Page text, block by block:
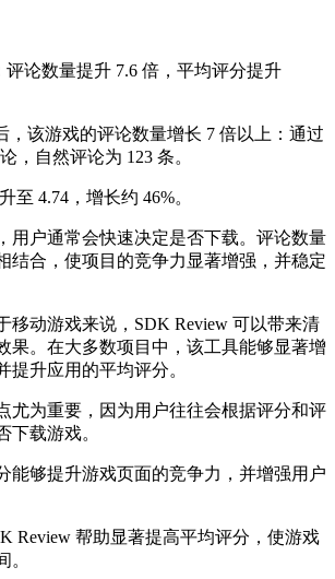
评论数量提升 7.6 倍，平均评分提升
，该游戏的评论数量增长 7 倍以上：通过
，自然评论为 123 条。
至 4.74，增长约 46%。
用户通常会快速决定是否下载。评论数量
结合，使项目的竞争力显著增强，并稳定
移动游戏来说，SDK Review 可以带来清
果。在大多数项目中，该工具能够显著增
提升应用的平均评分。
尤为重要，因为用户往往会根据评分和评
下载游戏。
能够提升游戏页面的竞争力，并增强用户
Review 帮助显著提高平均评分，使游戏
。